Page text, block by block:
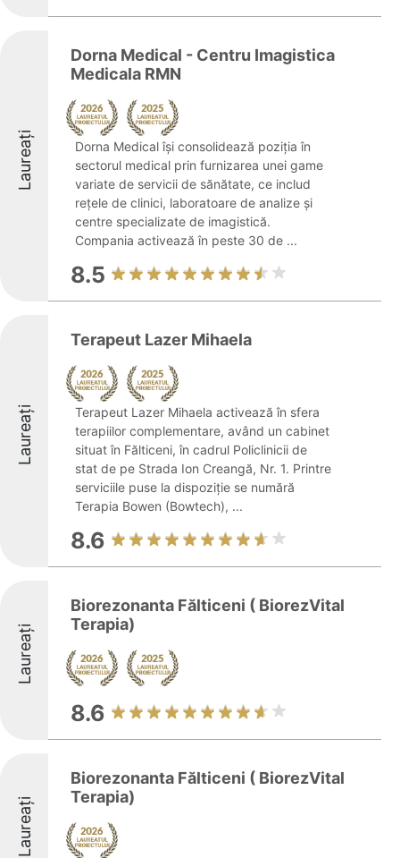
Laureați
Dorna Medical - Centru Imagistica
Medicala RMN
Dorna Medical își consolidează poziția în
sectorul medical prin furnizarea unei game
variate de servicii de sănătate, ce includ
rețele de clinici, laboratoare de analize și
centre specializate de imagistică.
Compania activează în peste 30 de ...
8.5
Laureați
Terapeut Lazer Mihaela
Terapeut Lazer Mihaela activează în sfera
terapiilor complementare, având un cabinet
situat în Fălticeni, în cadrul Policlinicii de
stat de pe Strada Ion Creangă, Nr. 1. Printre
serviciile puse la dispoziție se numără
Terapia Bowen (Bowtech), ...
8.6
Laureați
Biorezonanta Fălticeni ( BiorezVital
Terapia)
8.6
Laureați
Biorezonanta Fălticeni ( BiorezVital
Terapia)